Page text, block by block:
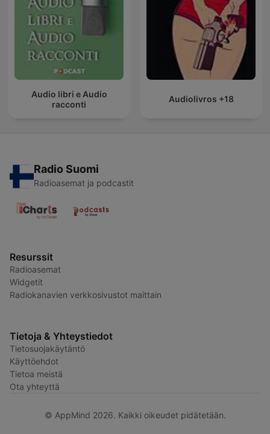
Audio libri e Audio
racconti
Audiolivros +18
Radio Suomi
Radioasemat ja podcastit
Resurssit
Radioasemat
Widgetit
Radiokanavien verkkosivustot maittain
Tietoja & Yhteystiedot
Tietosuojakäytäntö
Käyttöehdot
Tietoa meistä
Ota yhteyttä
© AppMind 2026. Kaikki oikeudet pidätetään.